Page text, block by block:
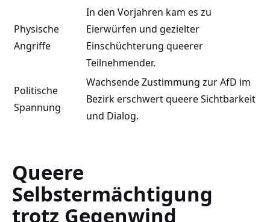
Physische
Angriffe
In den Vorjahren kam es zu
Eierwürfen und gezielter
Einschüchterung queerer
Teilnehmender.
Politische
Spannung
Wachsende Zustimmung zur AfD im
Bezirk erschwert queere Sichtbarkeit
und Dialog.
Queere
Selbstermächtigung
trotz Gegenwind